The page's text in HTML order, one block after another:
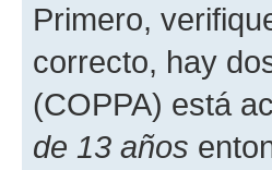
Primero,
correcto, hay
(COPPA) está
de 13 años